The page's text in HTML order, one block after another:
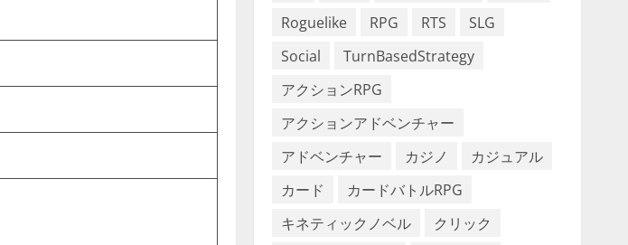
Roguelike
RPG RTS
SLG
Social
TurnBasedStrategy
アクションRPG
アクションアドベンチャー
アドベンチャー
カジノ
カジュアル
カード
カードバトルRPG
キネティックノベル
クリック